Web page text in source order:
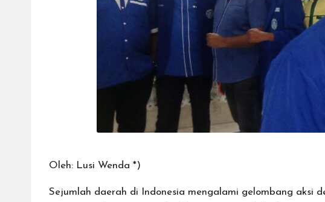
Oleh: Lusi Wenda *)
Sejumlah daerah di Indonesia mengalami gelombang aksi